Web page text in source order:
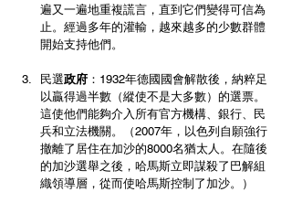
遍又一遍地重複謊言，直到它們變得可信為
止。經過多年的灌輸，越來越多的少數群體
開始支持他們。
民選政府 ：1932年德國國會解散後，納粹足
以贏得過半數（縱使不是大多數）的選票。
這使他們能夠介入所有官方機構、銀行、民
兵和立法機關。（2007年，以色列自願強行
撤離了居住在加沙的8000名猶太人。在隨後
的加沙選舉之後，哈馬斯立即謀殺了巴解組
織領導層，從而使哈馬斯控制了加沙。）